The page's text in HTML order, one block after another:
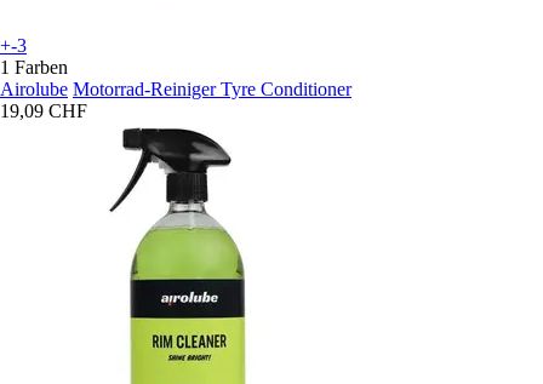
+-3
1 Farben
Airolube Motorrad-Reiniger Tyre Conditioner
19,09 CHF